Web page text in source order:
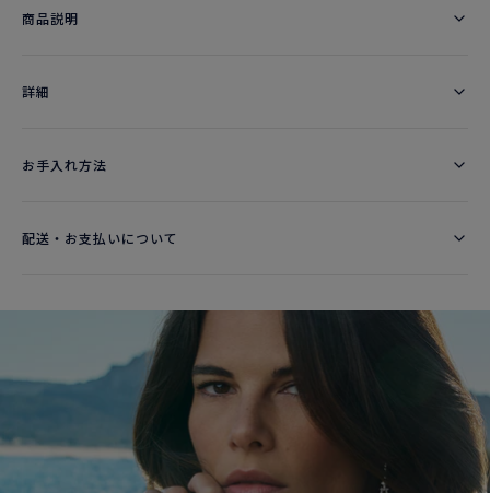
商品説明
詳細​
お手入れ方法
配送・お支払いについて